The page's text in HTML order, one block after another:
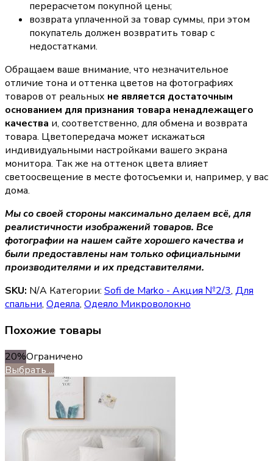
перерасчетом покупной цены;
возврата уплаченной за товар суммы, при этом
покупатель должен возвратить товар с
недостатками.
Обращаем ваше внимание, что незначительное
отличие тона и оттенка цветов на фотографиях
товаров от реальных не является достаточным
основанием для признания товара ненадлежащего
качества и, соответственно, для обмена и возврата
товара. Цветопередача может искажаться
индивидуальными настройками вашего экрана
монитора. Так же на оттенок цвета влияет
светоосвещение в месте фотосъемки и, например, у вас
дома.
Мы со своей стороны максимально делаем всё, для
реалистичности изображений товаров. Все
фотографии на нашем сайте хорошего качества и
были предоставлены нам только официальными
производителями и их представителями.
SKU: N/A Категории: Sofi de Marko - Акция №2/3, Для
спальни, Одеяла, Одеяло Микроволокно
Похожие товары
20%Ограничено
Выбрать ...